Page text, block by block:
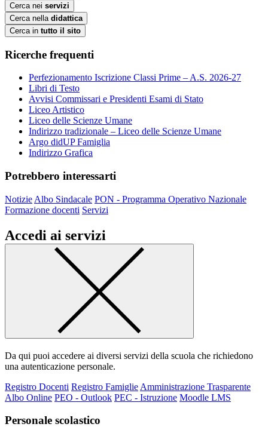
Cerca nei servizi
Cerca nella didattica
Cerca in tutto il sito
Ricerche frequenti
Perfezionamento Iscrizione Classi Prime – A.S. 2026-27
Libri di Testo
Avvisi Commissari e Presidenti Esami di Stato
Liceo Artistico
Liceo delle Scienze Umane
Indirizzo tradizionale – Liceo delle Scienze Umane
Argo didUP Famiglia
Indirizzo Grafica
Potrebbero interessarti
Notizie Albo Sindacale PON - Programma Operativo Nazionale
Formazione docenti Servizi
Accedi ai servizi
Da qui puoi accedere ai diversi servizi della scuola che richiedono
una autenticazione personale.
Registro Docenti Registro Famiglie Amministrazione Trasparente
Albo Online PEO - Outlook PEC - Istruzione Moodle LMS
Personale scolastico